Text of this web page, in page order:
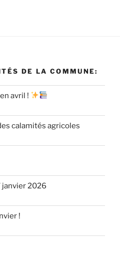
DE LA COMMUNE:
avril !
calamités agricoles
janvier 2026
!